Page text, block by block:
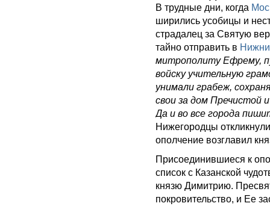
В трудные дни, когда
ширились усобицы и
страдалец за Святую
тайно отправить в
митрополиту Ефрему,
войску учительную
унимали грабеж,
свои за дом Пречистой
Да и во все города
Нижегородцы
ополчение возглавил
Присоединившиеся к
список с Казанской
князю Димитрию.
покровительство, и Ее